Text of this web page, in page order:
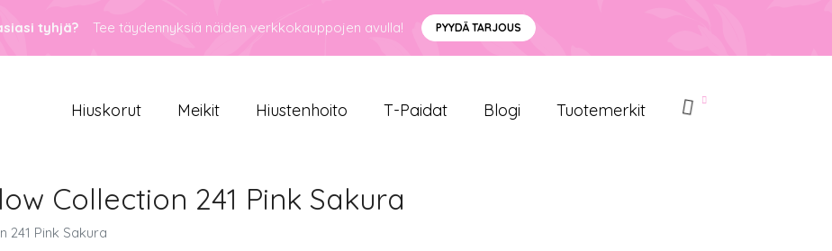
tyhjä? Tee täydennyksiä näiden verkkokauppojen avulla! PYYDÄ TARJOUS
Hiuskorut Meikit Hiustenhoito T-Paidat Blogi Tuotemerkit
Collection 241 Pink Sakura
241 Pink Sakura